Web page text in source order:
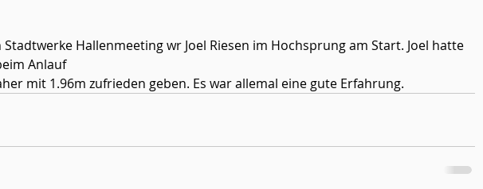
Hallenmeeting wr Joel Riesen im Hochsprung am Start. Joel hatte
Anlauf
mit 1.96m zufrieden geben. Es war allemal eine gute Erfahrung.